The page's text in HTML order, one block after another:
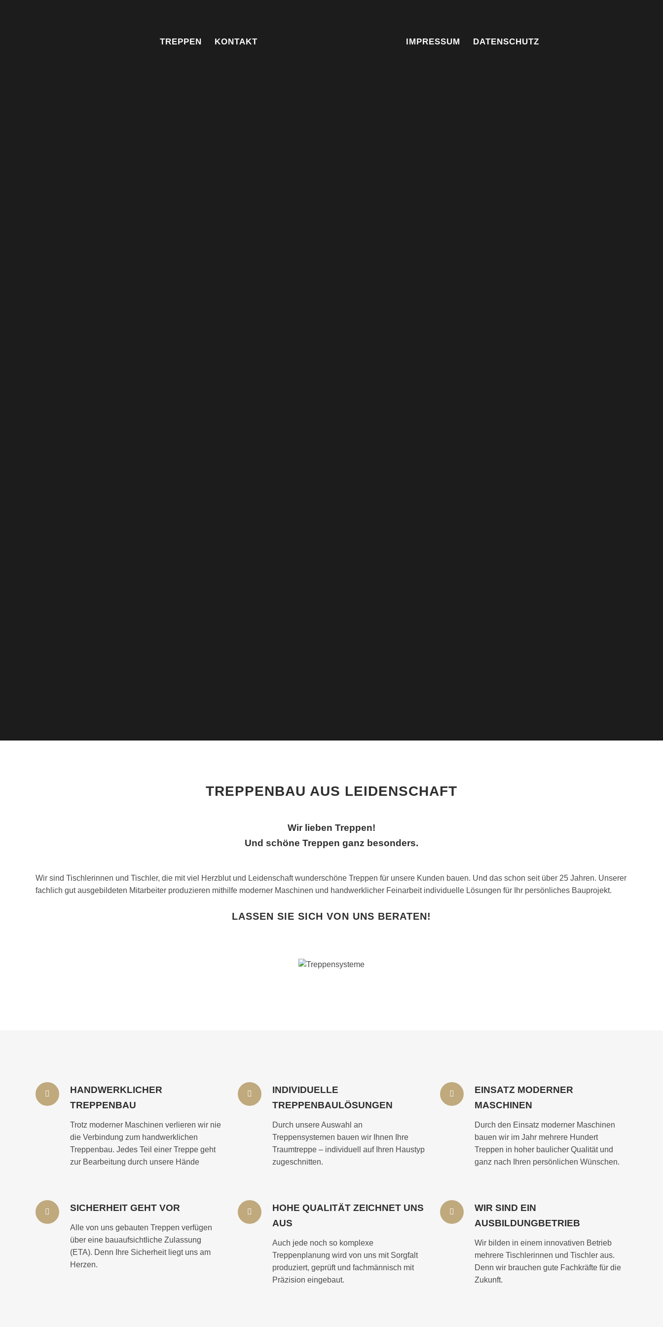
TREPPEN KONTAKT IMPRESSUM DATENSCHUTZ
TREPPENBAU AUS LEIDENSCHAFT
Wir lieben Treppen!
Und schöne Treppen ganz besonders.
Wir sind Tischlerinnen und Tischler, die mit viel Herzblut und Leidenschaft wunderschöne Treppen für unsere Kunden bauen. Und das schon seit über 25 Jahren. Unserer
fachlich gut ausgebildeten Mitarbeiter produzieren mithilfe moderner Maschinen und handwerklicher Feinarbeit individuelle Lösungen für Ihr persönliches Bauprojekt.
LASSEN SIE SICH VON UNS BERATEN!
HANDWERKLICHER
TREPPENBAU
Trotz moderner Maschinen verlieren wir nie
die Verbindung zum handwerklichen
Treppenbau. Jedes Teil einer Treppe geht
zur Bearbeitung durch unsere Hände
INDIVIDUELLE
TREPPENBAULÖSUNGEN
Durch unsere Auswahl an
Treppensystemen bauen wir Ihnen Ihre
Traumtreppe – individuell auf Ihren Haustyp
zugeschnitten.
EINSATZ MODERNER
MASCHINEN
Durch den Einsatz moderner Maschinen
bauen wir im Jahr mehrere Hundert
Treppen in hoher baulicher Qualität und
ganz nach Ihren persönlichen Wünschen.
SICHERHEIT GEHT VOR
Alle von uns gebauten Treppen verfügen
über eine bauaufsichtliche Zulassung
(ETA). Denn Ihre Sicherheit liegt uns am
Herzen.
HOHE QUALITÄT ZEICHNET UNS
AUS
Auch jede noch so komplexe
Treppenplanung wird von uns mit Sorgfalt
produziert, geprüft und fachmännisch mit
Präzision eingebaut.
WIR SIND EIN
AUSBILDUNGBETRIEB
Wir bilden in einem innovativen Betrieb
mehrere Tischlerinnen und Tischler aus.
Denn wir brauchen gute Fachkräfte für die
Zukunft.